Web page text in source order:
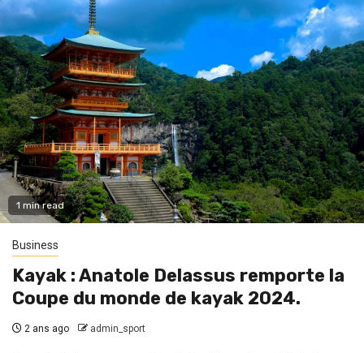
1 min read
Business
Kayak : Anatole Delassus remporte la
Coupe du monde de kayak 2024.
2 ans ago admin_sport